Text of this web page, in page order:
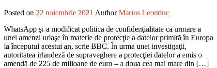
Posted on 22 noiembrie 2021 Author Marius Leontiuc
WhatsApp şi-a modificat politica de confidenţialitate ca urmare a
unei amenzi uriaşe în materie de protecţie a datelor primită în Europa
la începutul acestui an, scrie BBC. În urma unei investigaţii,
autoritatea irlandeză de supraveghere a protecţiei datelor a emis o
amendă de 225 de milioane de euro – a doua cea mai mare din […]